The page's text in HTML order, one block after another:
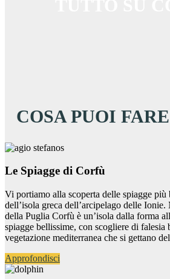
COSA PUOI
Le Spiagge di Corfù
Vi portiamo alla scoperta delle spiagge
dell’isola greca dell’arcipelago delle
della Puglia Corfù è un’isola dalla forma
spiagge bellissime, con scogliere di falesia
vegetazione mediterranea che si gettano
Approfondisci